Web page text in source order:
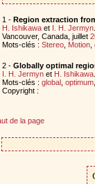
1 - Region extraction
H. Ishikawaet I. H. Jermyn
Vancouver, Canada, juillet
Mots-clés : Stereo, Motion,
2 - Globally optimal
I. H. Jermynet H. Ishikawa
Mots-clés : global, optimum
Copyright :
de la page